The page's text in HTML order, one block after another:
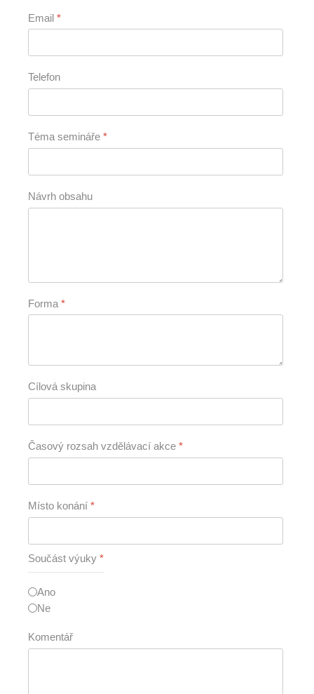
Email *
Telefon
Téma semináře *
Návrh obsahu
Forma *
Cílová skupina
Časový rozsah vzdělávací akce *
Místo konání *
Součást výuky *
Ano
Ne
Komentář